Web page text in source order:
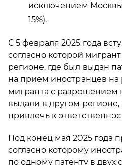
исключением Москвы,
15%).
С 5 февраля 2025 года
согласно которой
регионе, где был выдан
на прием иностранцев на
мигранта с разрешением
выдали в другом регионе,
привлечь к
Под конец мая 2025 года
согласно которому
по одному патенту в двух